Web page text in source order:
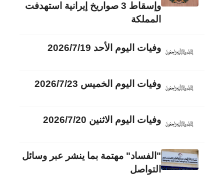
وإسقاط 3 صواريخ إيرانية استهدفت
المملكة
وفيات اليوم الأحد 2026/7/19
وفيات اليوم الخميس 2026/7/23
وفيات اليوم الاثنين 2026/7/20
"الفساد" مهتمة بما ينشر عبر وسائل
التواصل